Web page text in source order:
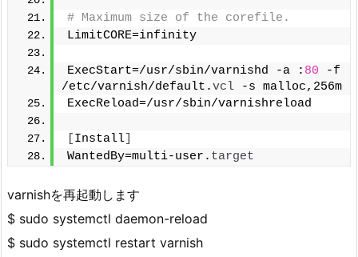
# Maximum size of the corefile.
LimitCORE=infinity
ExecStart=/usr/sbin/varnishd -a : 80 -f
/etc/varnish/default.vcl -s malloc,256m
ExecReload=/usr/sbin/varnishreload
Install
WantedBy=multi-user. target
varnishを再起動します
$ sudo systemctl daemon-reload
$ sudo systemctl restart varnish